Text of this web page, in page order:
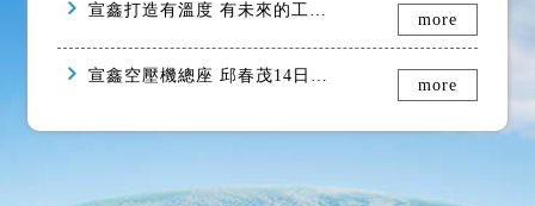
宣鑫打造有溫度 有未來的工作環境 獲幸福企業獎表揚
more
宣鑫空壓機總座 邱春茂14日榮任豐洲派出所警友站站長
more